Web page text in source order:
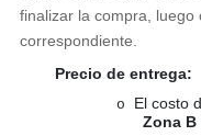
finalizar la compra,
correspondiente.
Precio de entrega:
o El costo
Zona B